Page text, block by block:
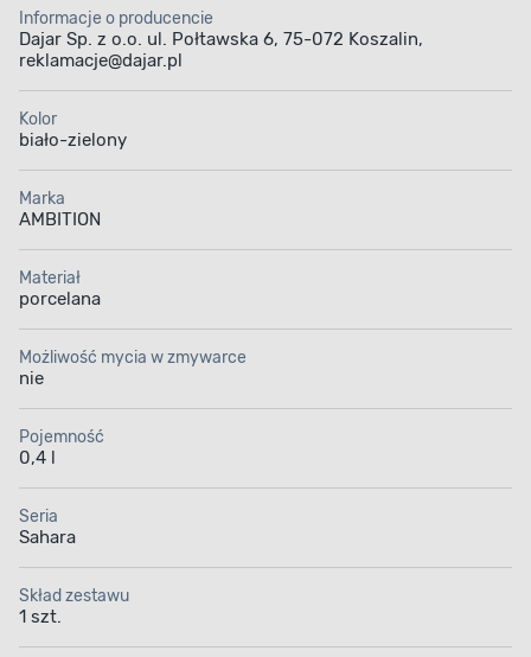
Informacje o producencie
Dajar Sp. z o.o. ul. Połtawska 6, 75-072 Koszalin,
reklamacje@dajar.pl
Kolor
biało-zielony
Marka
AMBITION
Materiał
porcelana
Możliwość mycia w zmywarce
nie
Pojemność
0,4 l
Seria
Sahara
Skład zestawu
1 szt.